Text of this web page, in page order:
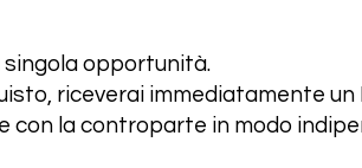
singola opportunità.
riceverai immediatamente
con la controparte in modo